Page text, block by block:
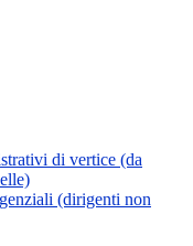
di vertice (da
(dirigenti non